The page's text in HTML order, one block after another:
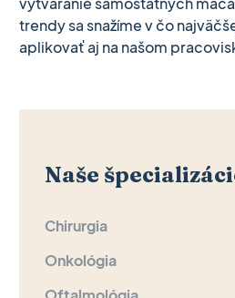
Naše
Chirurgia
Onkológia
trendy sa snažíme v čo
aplikovať aj na našom